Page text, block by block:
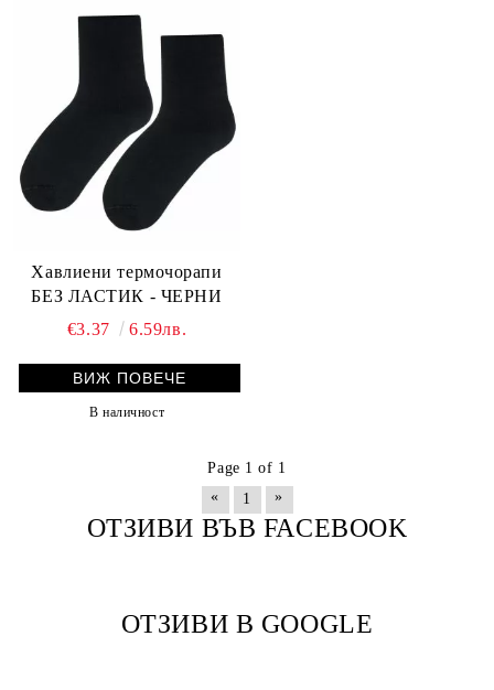
Хавлиени термочорапи
БЕЗ ЛАСТИК - ЧЕРНИ
€3.37
6.59лв.
ВИЖ ПОВЕЧЕ
В наличност
Page 1 of 1
«
1 »
ОТЗИВИ ВЪВ FACEBOOK
ОТЗИВИ В GOOGLE